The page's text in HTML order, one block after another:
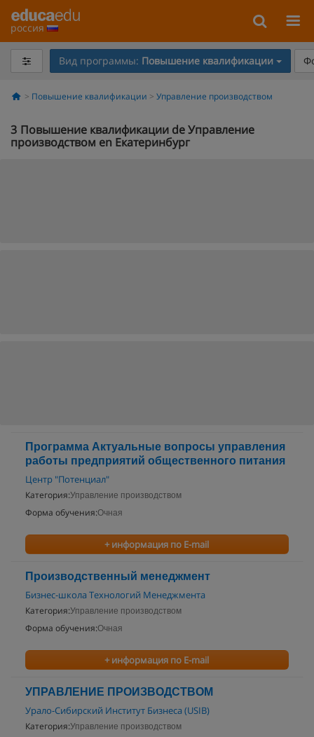
россия
Вид программы: Повышение квалификации
Повышение квалификации Управление производством
3 Повышение квалификации de Управление
производством en Екатеринбург
Программа Актуальные вопросы управления
работы предприятий общественного питания
Центр "Потенциал"
Категория:Управление производством
Форма обучения:Очная
+ информация по E-mail
Производственный менеджмент
Бизнес-школа Технологий Менеджмента
Категория:Управление производством
Форма обучения:Очная
+ информация по E-mail
УПРАВЛЕНИЕ ПРОИЗВОДСТВОМ
Урало-Сибирский Институт Бизнеса (USIB)
Категория:Управление производством